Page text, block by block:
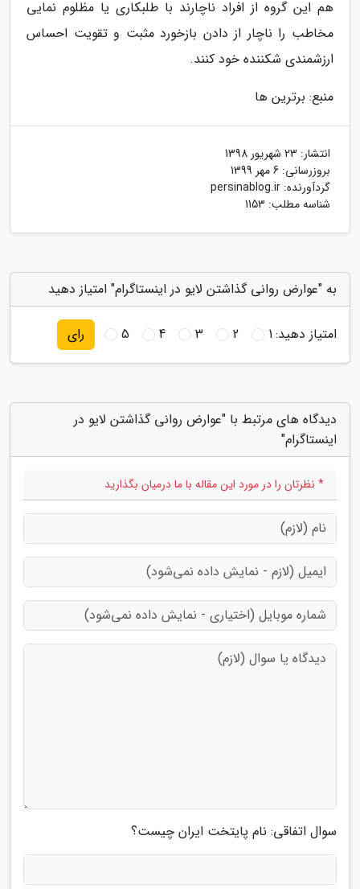
هم این گروه از افراد ناچارند با طلبکاری یا مظلوم نمایی
مخاطب را ناچار از دادن بازخورد مثبت و تقویت احساس
ارزشمندی شکننده خود کنند.
منبع: برترین ها
انتشار: 23 شهریور 1398
بروزرسانی: 6 مهر 1399
گردآورنده: persinablog.ir
شناسه مطلب: 1153
به "عوارض روانی گذاشتن لایو در اینستاگرام" امتیاز دهید
امتیاز دهید:1
2
3
4
5 رای
دیدگاه های مرتبط با "عوارض روانی گذاشتن لایو در
اینستاگرام"
* نظرتان را در مورد این مقاله با ما درمیان بگذارید
سوال اتفاقی: نام پایتخت ایران چیست؟